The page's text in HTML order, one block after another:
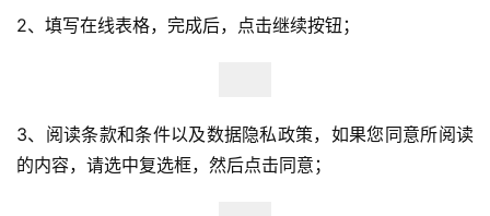
航
2、填写在线表格，完成后，点击继续按钮；
3、阅读条款和条件以及数据隐私政策，如果您同意所阅读
的内容，请选中复选框，然后点击同意；